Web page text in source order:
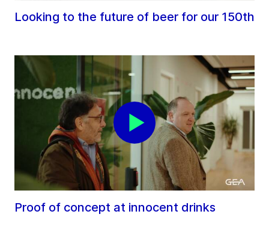
Looking to the future of beer for our 150th
Proof of concept at innocent drinks